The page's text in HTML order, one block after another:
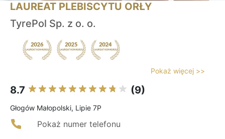
LAUREAT PLEBISCYTU ORŁY
TyrePol Sp. z o. o.
Pokaż więcej >>
8.7 (9)
Głogów Małopolski, Lipie 7P
Pokaż numer telefonu